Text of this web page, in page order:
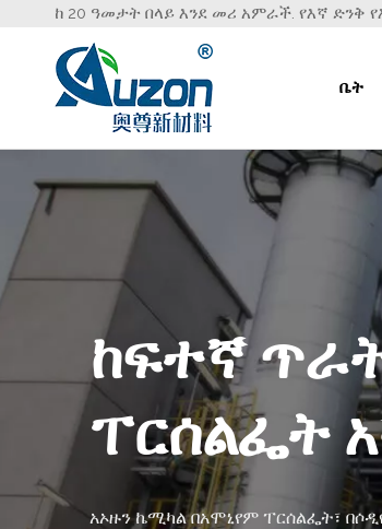
ከ 20 ዓመታት በላይ እንደ መሪ አምራች. የእኛ
ቤት
ከፍተኛ
ፐርሰልፌት
አኦዙን ኬሚካል በአሞኒየም ፐርሰልፌት፣